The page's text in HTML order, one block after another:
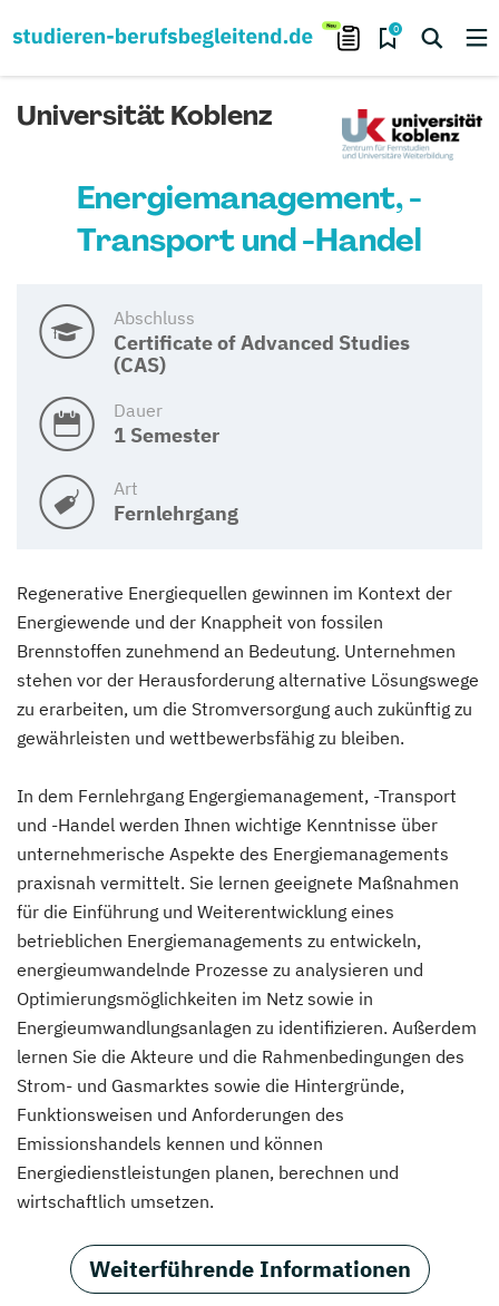
0
Universität Koblenz
Energiemanagement, -
Transport und -Handel
Abschluss
Certificate of Advanced Studies
(CAS)
Dauer
1 Semester
Art
Fernlehrgang
Regenerative Energiequellen gewinnen im Kontext der
Energiewende und der Knappheit von fossilen
Brennstoffen zunehmend an Bedeutung. Unternehmen
stehen vor der Herausforderung alternative Lösungswege
zu erarbeiten, um die Stromversorgung auch zukünftig zu
gewährleisten und wettbewerbsfähig zu bleiben.
In dem Fernlehrgang Engergiemanagement, -Transport
und -Handel werden Ihnen wichtige Kenntnisse über
unternehmerische Aspekte des Energiemanagements
praxisnah vermittelt. Sie lernen geeignete Maßnahmen
für die Einführung und Weiterentwicklung eines
betrieblichen Energiemanagements zu entwickeln,
energieumwandelnde Prozesse zu analysieren und
Optimierungsmöglichkeiten im Netz sowie in
Energieumwandlungsanlagen zu identifizieren. Außerdem
lernen Sie die Akteure und die Rahmenbedingungen des
Strom- und Gasmarktes sowie die Hintergründe,
Funktionsweisen und Anforderungen des
Emissionshandels kennen und können
Energiedienstleistungen planen, berechnen und
wirtschaftlich umsetzen.
Weiterführende Informationen